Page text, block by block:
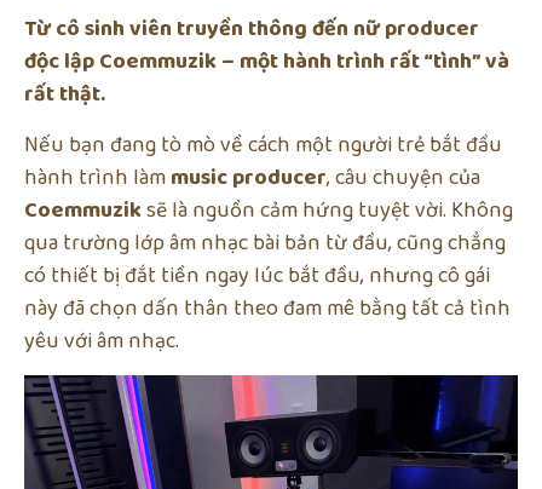
Từ cô sinh viên truyền thông đến nữ producer
độc lập Coemmuzik – một hành trình rất “tình” và
rất thật.
Nếu bạn đang tò mò về cách một người trẻ bắt đầu
hành trình làmmusic producer, câu chuyện của
Coemmuziksẽ là nguồn cảm hứng tuyệt vời. Không
qua trường lớp âm nhạc bài bản từ đầu, cũng chẳng
có thiết bị đắt tiền ngay lúc bắt đầu, nhưng cô gái
này đã chọn dấn thân theo đam mê bằng tất cả tình
yêu với âm nhạc.